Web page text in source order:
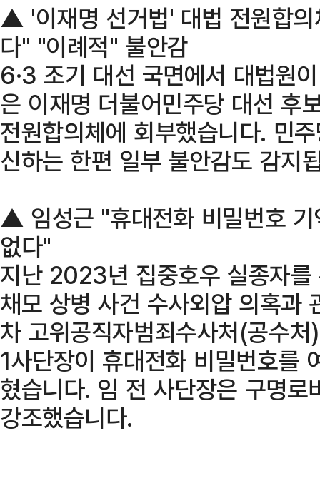
▲ '이재명 선거법' 대법 전원합
다" "이례적" 불안감
6·3 조기 대선 국면에서 대법원
은 이재명 더불어민주당 대선 후
전원합의체에 회부했습니다. 민
신하는 한편 일부 불안감도 감지
▲ 임성근 "휴대전화 비밀번호
없다"
지난 2023년 집중호우 실종자를
채모 상병 사건 수사외압 의혹과
차 고위공직자범죄수사처(공수
1사단장이 휴대전화 비밀번호를
혔습니다. 임 전 사단장은 구명
강조했습니다.